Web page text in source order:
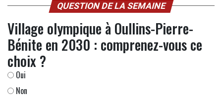
QUESTION DE LA SEMAINE
Village olympique à Oullins-Pierre-
Bénite en 2030 : comprenez-vous ce
choix ?
Oui
Non